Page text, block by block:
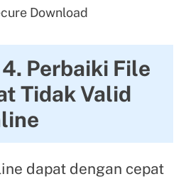
Download
Perbaiki File
Tidak Valid
dapat dengan cepat